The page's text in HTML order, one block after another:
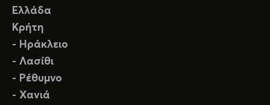
Ελλάδα
Κρήτη
- Ηράκλειο
- Λασίθι
- Ρέθυμνο
- Χανιά